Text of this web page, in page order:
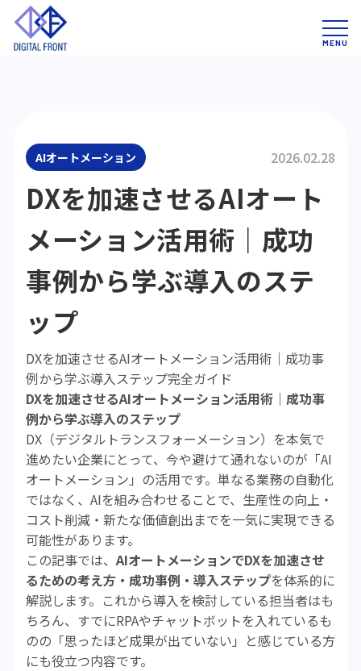
AIオートメーション 2026.02.28
DXを加速させるAIオート
メーション活用術｜成功
事例から学ぶ導入のステ
ップ
DXを加速させるAIオートメーション活用術｜成功事
例から学ぶ導入ステップ完全ガイド
DXを加速させるAIオートメーション活用術｜成功事
例から学ぶ導入のステップ
DX（デジタルトランスフォーメーション）を本気で
進めたい企業にとって、今や避けて通れないのが「AI
オートメーション」の活用です。単なる業務の自動化
ではなく、AIを組み合わせることで、生産性の向上・
コスト削減・新たな価値創出までを一気に実現できる
可能性があります。
この記事では、AIオートメーションでDXを加速させ
るための考え方・成功事例・導入ステップを体系的に
解説します。これから導入を検討している担当者はも
ちろん、すでにRPAやチャットボットを入れているも
のの「思ったほど成果が出ていない」と感じている方
にも役立つ内容です。